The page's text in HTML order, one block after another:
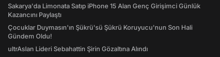
Sakarya'da Limonata Satıp iPhone 15 Alan Genç Girişimci Günlük
Kazancını Paylaştı
Çocuklar Duymasın'ın Şükrü'sü Şükrü Koruyucu'nun Son Hali
Gündem Oldu!
ultrAslan Lideri Sebahattin Şirin Gözaltına Alındı